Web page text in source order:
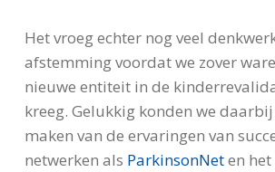
Het vroeg echter nog veel
afstemming voordat we zover
nieuwe entiteit in de
kreeg. Gelukkig konden we
maken van de ervaringen van
netwerken als ParkinsonNeten het